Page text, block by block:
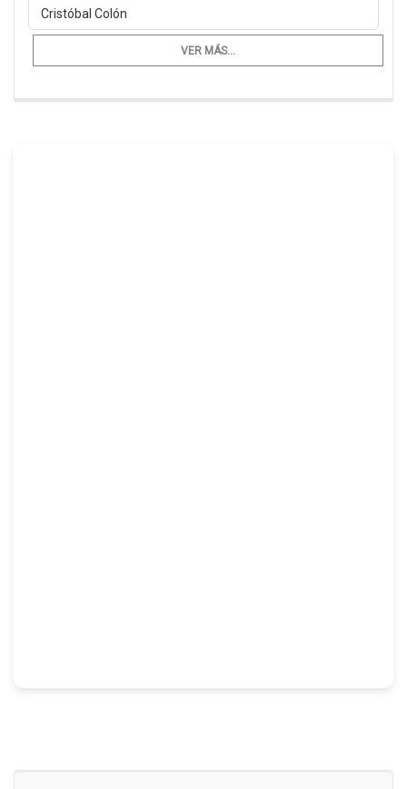
Cristóbal Colón
VER MÁS...